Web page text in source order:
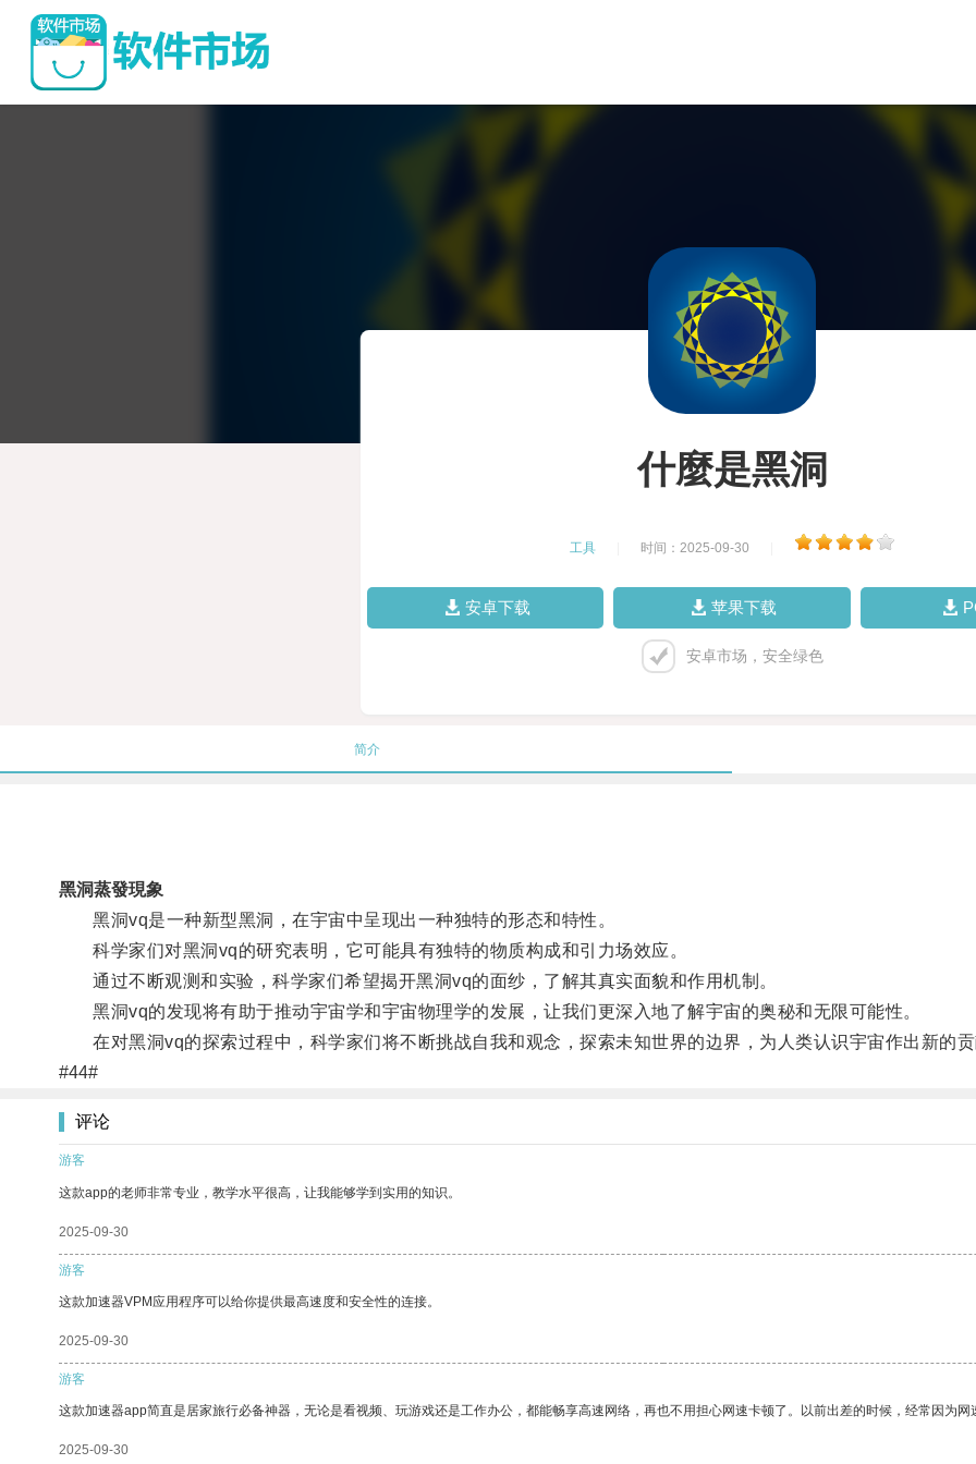
什麼是黑洞
工具 时间：2025-09-30
安卓下载 苹果下载
安卓市场，安全绿色
简介
黑洞蒸發現象
黑洞vq是一种新型黑洞，在宇宙中呈现出一种独特的形态和特性。
科学家们对黑洞vq的研究表明，它可能具有独特的物质构成和引力场效应。
通过不断观测和实验，科学家们希望揭开黑洞vq的面纱，了解其真实面貌和作用机制。
黑洞vq的发现将有助于推动宇宙学和宇宙物理学的发展，让我们更深入地了解宇宙的奥秘和无限可能性。
在对黑洞vq的探索过程中，科学家们将不断挑战自我和观念，探索未知世界的边界，为人类认识宇宙作出新的贡
#44#
评论
游客
这款app的老师非常专业，教学水平很高，让我能够学到实用的知识。
2025-09-30
游客
这款加速器VPM应用程序可以给你提供最高速度和安全性的连接。
2025-09-30
游客
这款加速器app简直是居家旅行必备神器，无论是看视频、玩游戏还是工作办公，都能畅享高速网络，再也不用担心网速卡顿了。以前出差的时候，经常因为
2025-09-30